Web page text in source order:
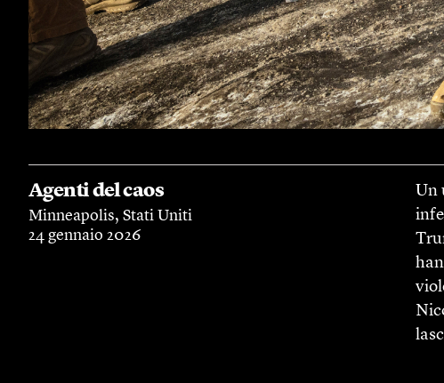
Agenti del caos
Minneapolis, Stati Uniti
24 gennaio 2026
Un